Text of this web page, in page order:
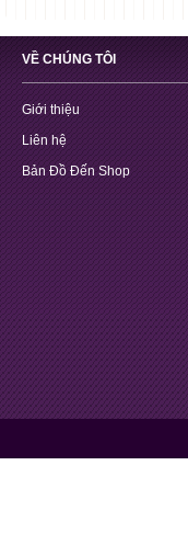
VỀ CHÚNG TÔI
Giới thiệu
Liên hệ
Bản Đồ Đến Shop